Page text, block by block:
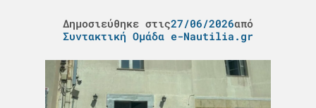
Δημοσιεύθηκε στις27/06/2026από
Συντακτική Ομάδα e-Nautilia.gr